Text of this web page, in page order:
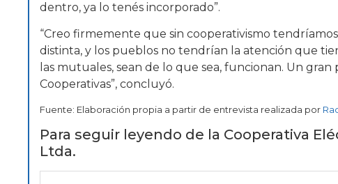
dentro, ya lo tenés incorporado”.
“Creo firmemente que sin cooperativismo
distinta, y los pueblos no tendrían la atención que
las mutuales, sean de lo que sea, funcionan. Un
Cooperativas”, concluyó.
Fuente: Elaboración propia a partir de entrevista realizada por
Para seguir leyendo de la Cooperativa
Ltda.